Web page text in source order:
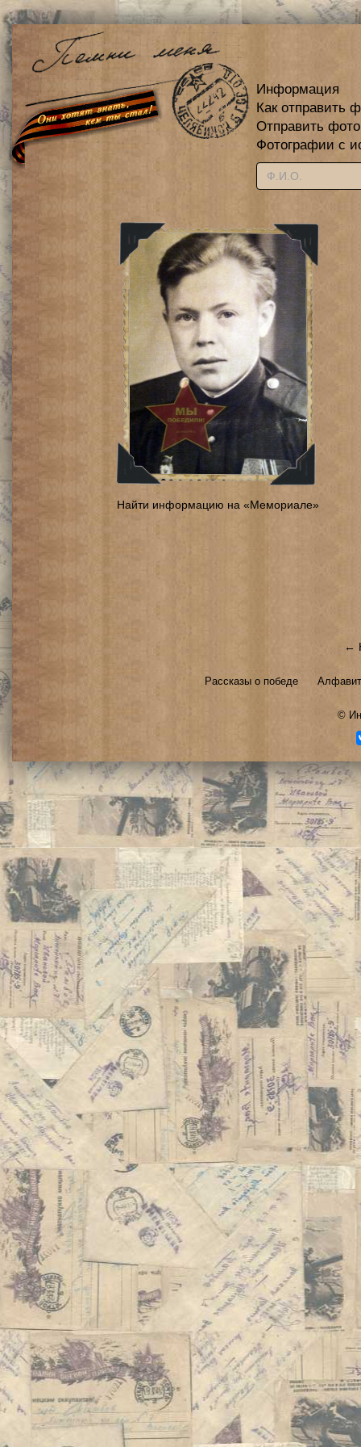
Информация
Как отправить
Отправить
Фотографии с
Найти информацию на «Мемориале»
←
Рассказы о победе
©